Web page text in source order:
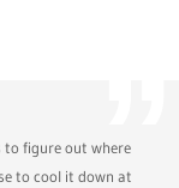
to figure out where
to cool it down at